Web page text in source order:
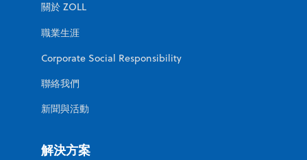
關於 ZOLL
職業生涯
Corporate Social Responsibility
聯絡我們
新聞與活動
解決方案